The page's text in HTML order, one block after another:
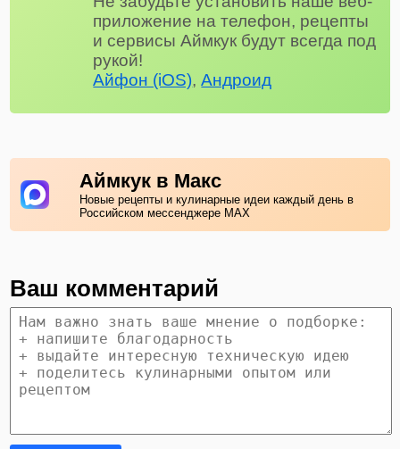
приложение на телефон, рецепты
и сервисы Аймкук будут всегда под
рукой!
Айфон (iOS),Андроид
Аймкук в Макс
Новые рецепты и кулинарные идеи каждый день в
Российском мессенджере MAX
Ваш комментарий